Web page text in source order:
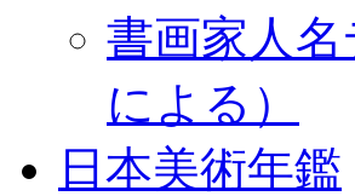
書画家人
による）
日本美術年鑑